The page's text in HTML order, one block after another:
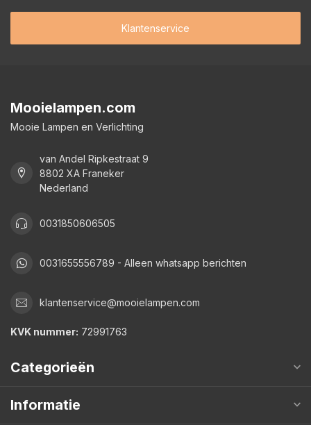
Klantenservice
Mooielampen.com
Mooie Lampen en Verlichting
van Andel Ripkestraat 9
8802 XA Franeker
Nederland
0031850606505
0031655556789 - Alleen whatsapp berichten
klantenservice@mooielampen.com
KVK nummer: 72991763
Categorieën
Informatie